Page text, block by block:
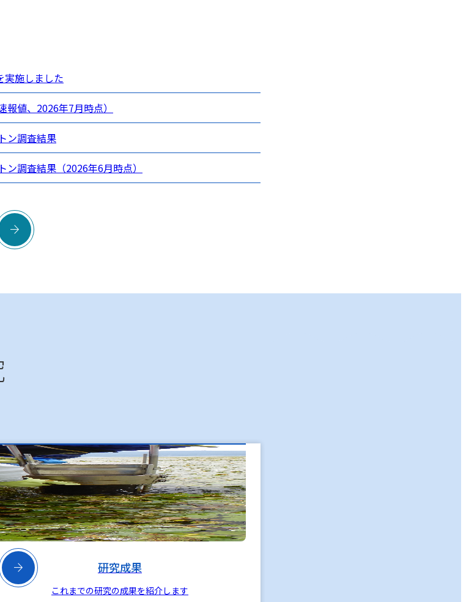
実施しました
値、2026年7月時点）
ン調査結果
調査結果（2026年6月時点）

 研究成果
これまでの研究の成果を紹介します